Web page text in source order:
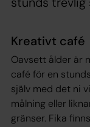
Kreativt café
Oavsett ålder är
café för en
själv med det ni
målning eller
gränser. Fika